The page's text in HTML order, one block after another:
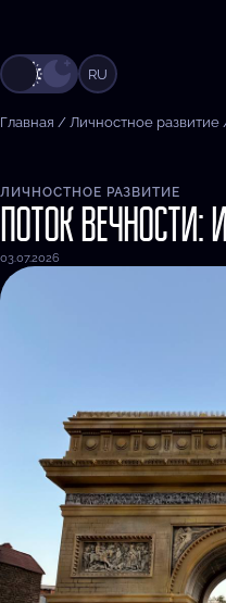
RU
Главная / Личностное развитие
ЛИЧНОСТНОЕ РАЗВИТИЕ
ПОТОК ВЕЧНОСТИ:
03.07.2026